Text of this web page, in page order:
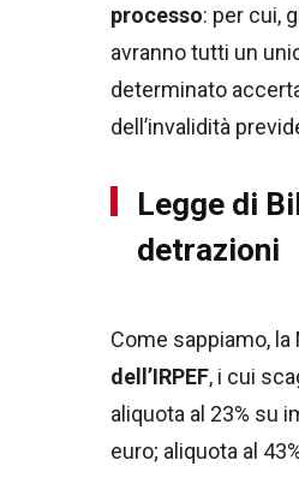
processo: per cui,
avranno tutti un
determinato
dell’invalidità
Legge di
detrazioni
Come sappiamo,
dell’IRPEF, i cui
aliquota al 23% su
euro; aliquota al